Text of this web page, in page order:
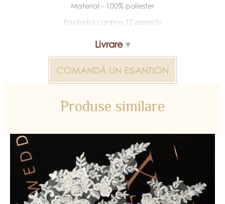
Material - 100% poliester
Pachetul conține 12 perechi
Livrare
COMANDĂ UN EȘANTION
Produse similare